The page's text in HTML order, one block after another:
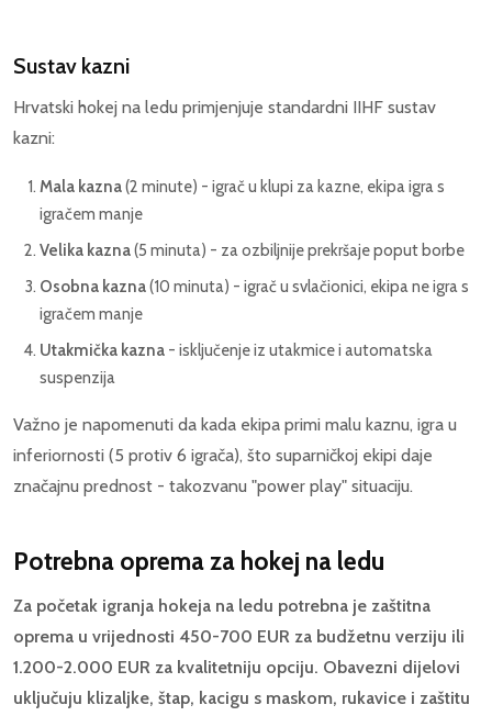
Sustav kazni
Hrvatski hokej na ledu primjenjuje standardni IIHF sustav
kazni:
Mala kazna(2 minute) - igrač u klupi za kazne, ekipa igra s
igračem manje
Velika kazna(5 minuta) - za ozbiljnije prekršaje poput borbe
Osobna kazna(10 minuta) - igrač u svlačionici, ekipa ne igra s
igračem manje
Utakmička kazna - isključenje iz utakmice i automatska
suspenzija
Važno je napomenuti da kada ekipa primi malu kaznu, igra u
inferiornosti (5 protiv 6 igrača), što suparničkoj ekipi daje
značajnu prednost - takozvanu "power play" situaciju.
Potrebna oprema za hokej na ledu
Za početak igranja hokeja na ledu potrebna je zaštitna
oprema u vrijednosti 450-700 EUR za budžetnu verziju ili
1.200-2.000 EUR za kvalitetniju opciju. Obavezni dijelovi
uključuju klizaljke, štap, kacigu s maskom, rukavice i zaštitu